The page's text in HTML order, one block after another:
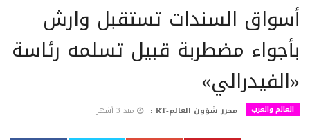
أسواق السندات تستقبل وارش
بأجواء مضطربة قبيل تسلمه رئاسة
«الفيدرالي»
العالم والعرب محرر شؤون العالم-RT : منذ 3 أشهر